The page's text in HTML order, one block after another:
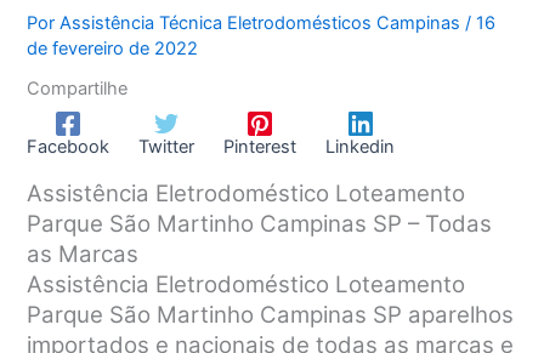
PorAssistência Técnica Eletrodomésticos Campinas/16
de fevereiro de 2022
Compartilhe
Facebook Twitter Pinterest Linkedin
Assistência Eletrodoméstico Loteamento
Parque São Martinho Campinas SP – Todas
as Marcas
Assistência Eletrodoméstico Loteamento
Parque São Martinho Campinas SP aparelhos
importados e nacionais de todas as marcas e